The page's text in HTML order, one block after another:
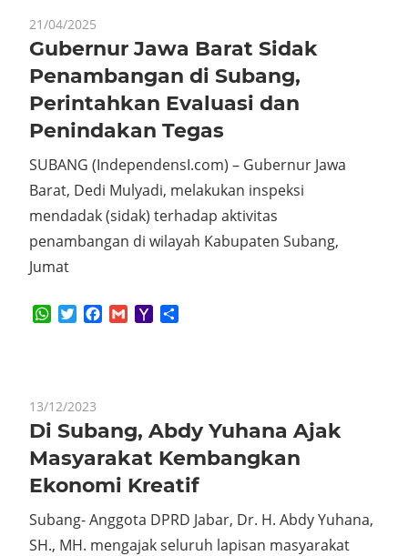
21/04/2025
Gubernur Jawa Barat Sidak
Penambangan di Subang,
Perintahkan Evaluasi dan
Penindakan Tegas
SUBANG (IndependensI.com) – Gubernur Jawa
Barat, Dedi Mulyadi, melakukan inspeksi
mendadak (sidak) terhadap aktivitas
penambangan di wilayah Kabupaten Subang,
Jumat
WhatsApp
TwitterFacebook
GmailYahoo
13/12/2023
Di Subang, Abdy Yuhana Ajak
Masyarakat Kembangkan
Ekonomi Kreatif
Subang- Anggota DPRD Jabar, Dr. H. Abdy Yuhana,
SH., MH. mengajak seluruh lapisan masyarakat